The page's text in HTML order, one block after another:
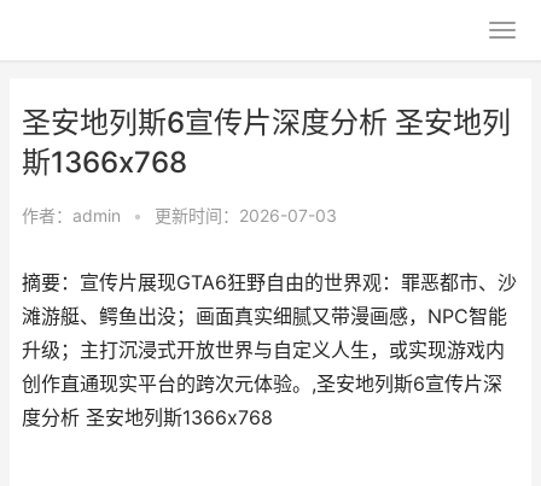
圣安地列斯6宣传片深度分析 圣安地列
斯1366x768
作者： admin • 更新时间：2026-07-03
摘要：宣传片展现GTA6狂野自由的世界观：罪恶都市、沙
滩游艇、鳄鱼出没；画面真实细腻又带漫画感，NPC智能
升级；主打沉浸式开放世界与自定义人生，或实现游戏内
创作直通现实平台的跨次元体验。,圣安地列斯6宣传片深
度分析 圣安地列斯1366x768